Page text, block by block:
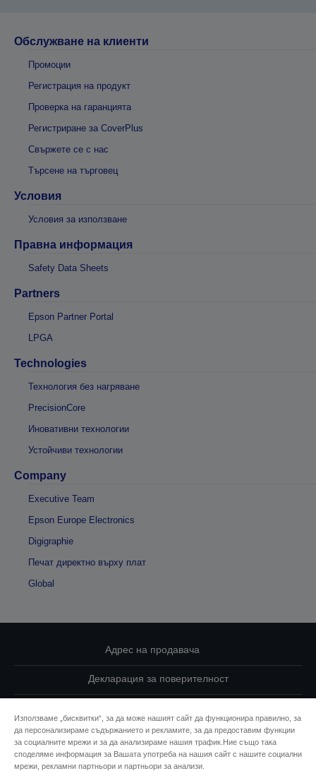
Обслужване на клиенти
Промоции
Регистрация на продукт
Проверка на гаранцията
Регистриране за CoverPlus
Свържете се с нас
Търсене на търговец
Условия
Условия за използване
Правна информация
Safety Data Sheets
Partners
Epson Partner Portal
LPGA
Technologies
Технология без нагряване
PrecisionCore
Иновативни технологии
Устойчиви технологии
Company
Executive Team
Epson Europe Electronics
Digigraphie
Печат директно върху плат
Global
Адрес на продавача
Декларация за поверителност
Свържете се с нас за Вашите данни
Информация за бисквитките
Използваме „бисквитки“, за да може нашият сайт да функционира правилно, за
да персонализираме съдържанието и рекламите, за да предоставим функции
за социалните мрежи и за да анализираме нашия трафик.Ние също така
споделяме информация за Вашата употреба на нашия сайт с нашите социални
мрежи, рекламни партньори и партньори за анализи.